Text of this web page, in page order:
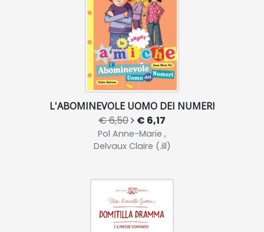
L'ABOMINEVOLE UOMO DEI NUMERI
€ 6,50 € 6,17
Pol Anne-Marie ,
Delvaux Claire (.ill)